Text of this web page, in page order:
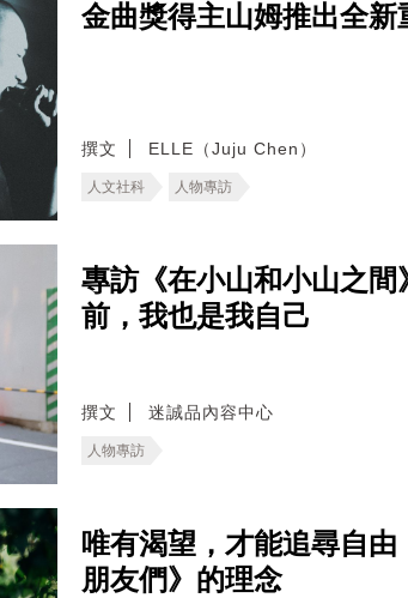
金曲獎得主山姆推出全
撰文 ELLE（Juju Chen）
人文社科 人物專訪
專訪《在小山和小山之
前，我也是我自己
撰文 迷誠品內容中心
人物專訪
唯有渴望，才能追尋自
朋友們》的理念